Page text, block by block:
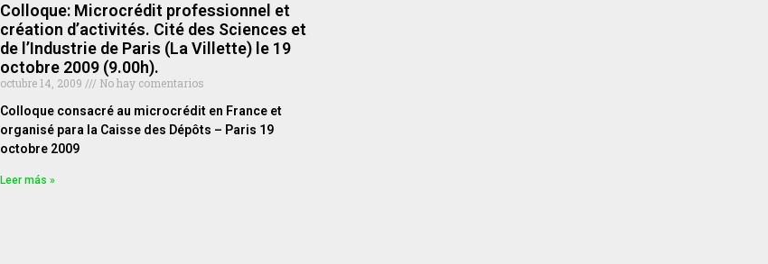
Colloque: Microcrédit professionnel et
création d’activités. Cité des Sciences et
de l’Industrie de Paris (La Villette) le 19
octobre 2009 (9.00h).
octubre 14, 2009
No hay comentarios
Colloque consacré au microcrédit en France et
organisé para la Caisse des Dépôts – Paris 19
octobre 2009
Leer más »